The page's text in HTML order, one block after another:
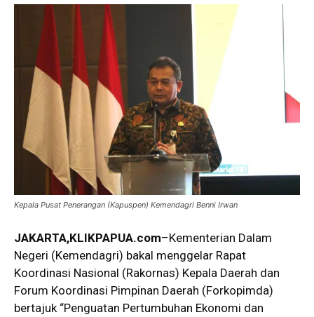
Kepala Pusat Penerangan (Kapuspen) Kemendagri Benni Irwan
JAKARTA,KLIKPAPUA.com–Kementerian Dalam
Negeri (Kemendagri) bakal menggelar Rapat
Koordinasi Nasional (Rakornas) Kepala Daerah dan
Forum Koordinasi Pimpinan Daerah (Forkopimda)
bertajuk “Penguatan Pertumbuhan Ekonomi dan